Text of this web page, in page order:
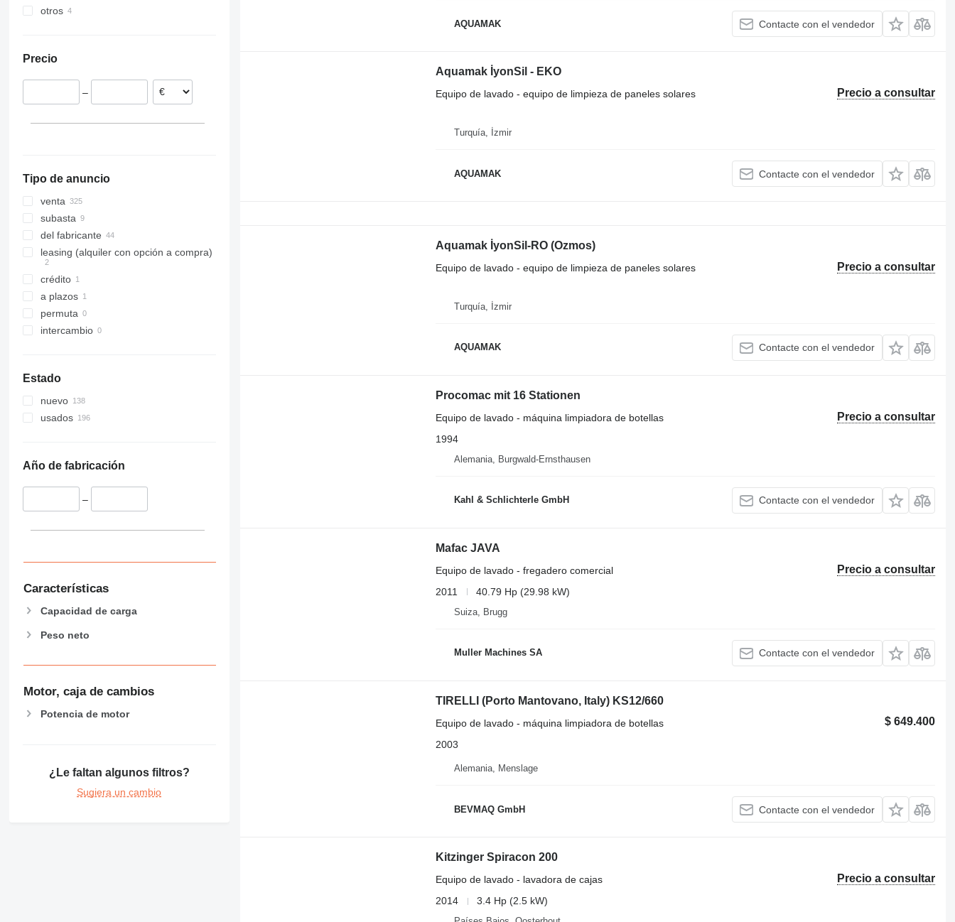
Francia
Rumanía
otros
Precio
–
Tipo de anuncio
venta
subasta
del fabricante
leasing (alquiler con opción a compra)
crédito
a plazos
permuta
intercambio
Estado
nuevo
usados
Año de fabricación
–
Características
Capacidad de carga
Peso neto
Motor, caja de cambios
Potencia de motor
¿Le faltan algunos filtros?
Sugiera un cambio
AQUAMAK Contacte con el vendedor
Aquamak İyonSil - EKO
Precio a consultar
Equipo de lavado - equipo de limpieza de paneles solares
Turquía, İzmir
AQUAMAK Contacte con el vendedor
Aquamak İyonSil-RO (Ozmos)
Precio a consultar
Equipo de lavado - equipo de limpieza de paneles solares
Turquía, İzmir
AQUAMAK Contacte con el vendedor
Procomac mit 16 Stationen
Precio a consultar
Equipo de lavado - máquina limpiadora de botellas
1994
Alemania, Burgwald-Ernsthausen
Kahl & Schlichterle GmbH Contacte con el vendedor
Mafac JAVA
Precio a consultar
Equipo de lavado - fregadero comercial
2011
40.79 Hp (29.98 kW)
Suiza, Brugg
Muller Machines SA Contacte con el vendedor
TIRELLI (Porto Mantovano, Italy) KS12/660
$ 649.400
Equipo de lavado - máquina limpiadora de botellas
2003
Alemania, Menslage
BEVMAQ GmbH Contacte con el vendedor
Kitzinger Spiracon 200
Precio a consultar
Equipo de lavado - lavadora de cajas
2014
3.4 Hp (2.5 kW)